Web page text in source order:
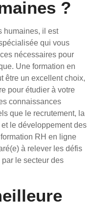
?
humaines, il est
qui vous
nécessaires pour
Une formation en
être un excellent choix,
pour étudier à votre
connaissances
que le recrutement, la
le développement des
RH en ligne
à relever les défis
le secteur des